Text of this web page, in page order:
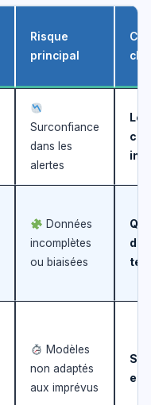
Risque
principal
clé
Surconfiance
dans les
alertes
Données
incomplètes
ou biaisées
Modèles
non adaptés
aux imprévus
et